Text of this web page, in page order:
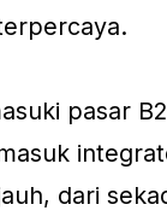
pasar
dari